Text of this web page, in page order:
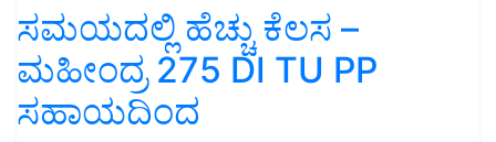
ಸಮಯದಲ್ಲಿ ಹೆಚ್ಚು ಕೆಲಸ –
ಮಹೀಂದ್ರ 275 DI TU PP
ಸಹಾಯದಿಂದ